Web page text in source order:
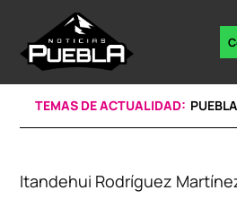
content
noticias
TEMAS DE ACTUALIDAD: PUEBLA
Itandehui Rodríguez